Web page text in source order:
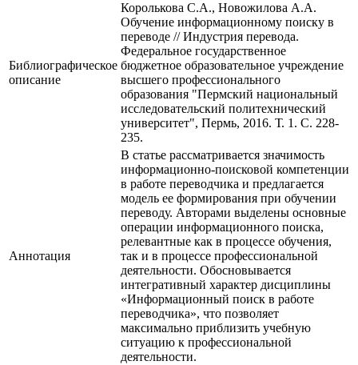
Библиографическое
описание
Королькова С.А., Новожилова А.А.
Обучение информационному поиску в
переводе // Индустрия перевода.
Федеральное государственное
бюджетное образовательное учреждение
высшего профессионального
образования "Пермский национальный
исследовательский политехнический
университет", Пермь, 2016. Т. 1. С. 228-
235.
Аннотация
В статье рассматривается значимость
информационно-поисковой компетенции
в работе переводчика и предлагается
модель ее формирования при обучении
переводу. Авторами выделены основные
операции информационного поиска,
релевантные как в процессе обучения,
так и в процессе профессиональной
деятельности. Обосновывается
интегративный характер дисциплины
«Информационный поиск в работе
переводчика», что позволяет
максимально приблизить учебную
ситуацию к профессиональной
деятельности.